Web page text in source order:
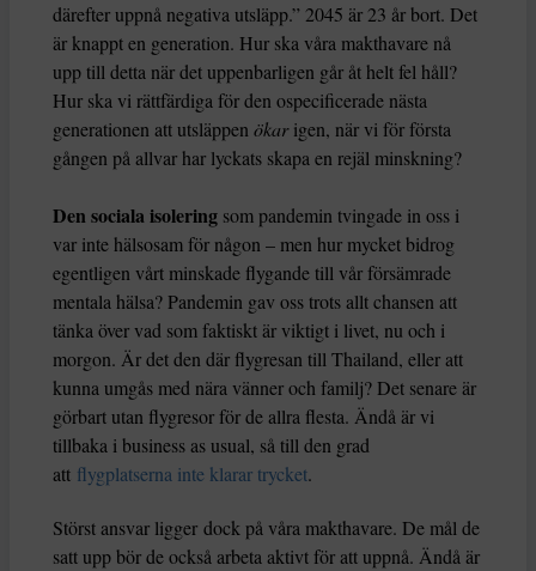
därefter uppnå negativa utsläpp.” 2045 är 23 år bort. Det
är knappt en generation. Hur ska våra makthavare nå
upp till detta när det uppenbarligen går åt helt fel håll?
Hur ska vi rättfärdiga för den ospecificerade nästa
generationen att utsläppen ökarigen, när vi för första
gången på allvar har lyckats skapa en rejäl minskning?
Den sociala isolering som pandemin tvingade in oss i
var inte hälsosam för någon – men hur mycket bidrog
egentligen vårt minskade flygande till vår försämrade
mentala hälsa? Pandemin gav oss trots allt chansen att
tänka över vad som faktiskt är viktigt i livet, nu och i
morgon. Är det den där flygresan till Thailand, eller att
kunna umgås med nära vänner och familj? Det senare är
görbart utan flygresor för de allra flesta. Ändå är vi
tillbaka i business as usual, så till den grad
att flygplatserna inte klarar trycket.
Störst ansvar ligger dock på våra makthavare. De mål de
satt upp bör de också arbeta aktivt för att uppnå. Ändå är